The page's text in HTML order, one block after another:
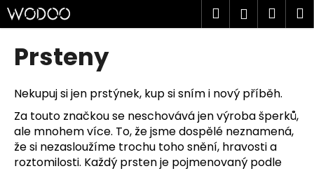
Přejít
na
obsah
Hledat
Prsteny
Nekupuj si jen prstýnek, kup si sním i nový příběh.
Za touto značkou se neschovává jen výroba šperků,
ale mnohem více. To, že jsme dospělé neznamená,
že si nezasloužíme trochu toho snění, hravosti a
roztomilosti. Každý prsten je pojmenovaný podle
K
o
o
p
o
t